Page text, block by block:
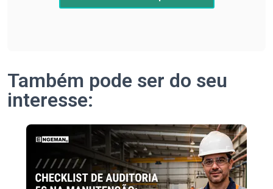
Também pode ser do seu
interesse: